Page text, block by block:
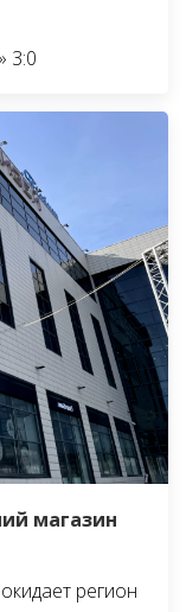
3:0
магазин
регион